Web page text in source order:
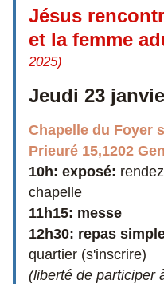
Jésus
et la femme
2025)
Jeudi 23
Chapelle du Foyer
Prieuré 15,1202
10h: exposé:
chapelle
11h15: messe
12h30: repas
quartier (s'inscrire)
(liberté de participer